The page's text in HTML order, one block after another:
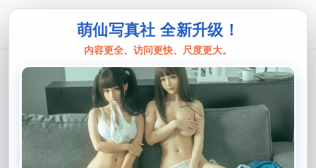
萌仙写真社 全新升级！
内容更全、访问更快、尺度更大。
一千只猫薄禾
热度不减！一千只猫薄禾未删减摄影作
品原图联合曝光
阙知风